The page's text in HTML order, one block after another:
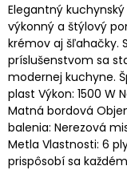
Elegantný
výkonný a štýlový
krémov aj šľahačky.
príslušenstvom sa
modernej kuchyne.
plast Výkon: 1500 W
Matná bordová
balenia: Nerezová
Metla Vlastnosti: 6
prispôsobí sa